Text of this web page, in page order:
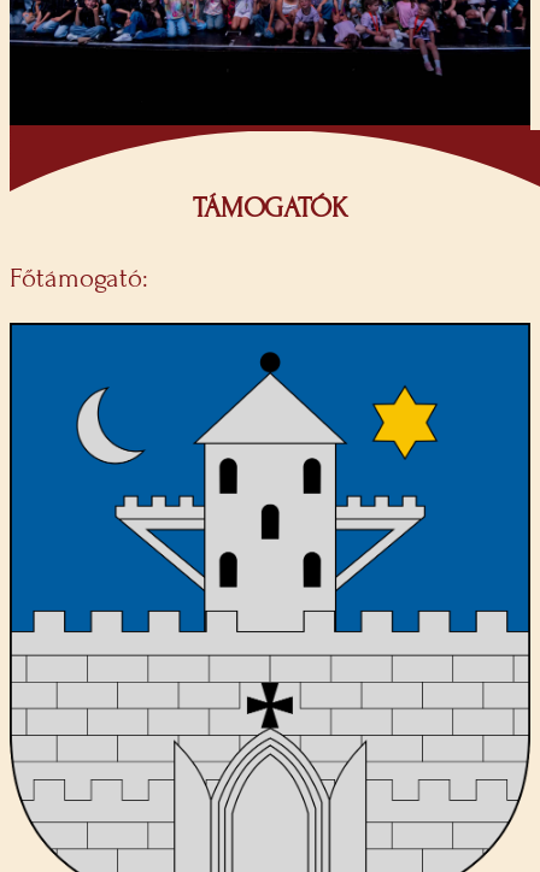
TÁMOGATÓK
Főtámogató: